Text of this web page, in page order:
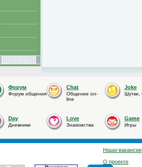
Форум
Форум общения
Chat
Общение on-
line
Joke
Шутки,
Day
Дневники
Love
Знакомства
Game
Игры
Наши вакансии
О проекте